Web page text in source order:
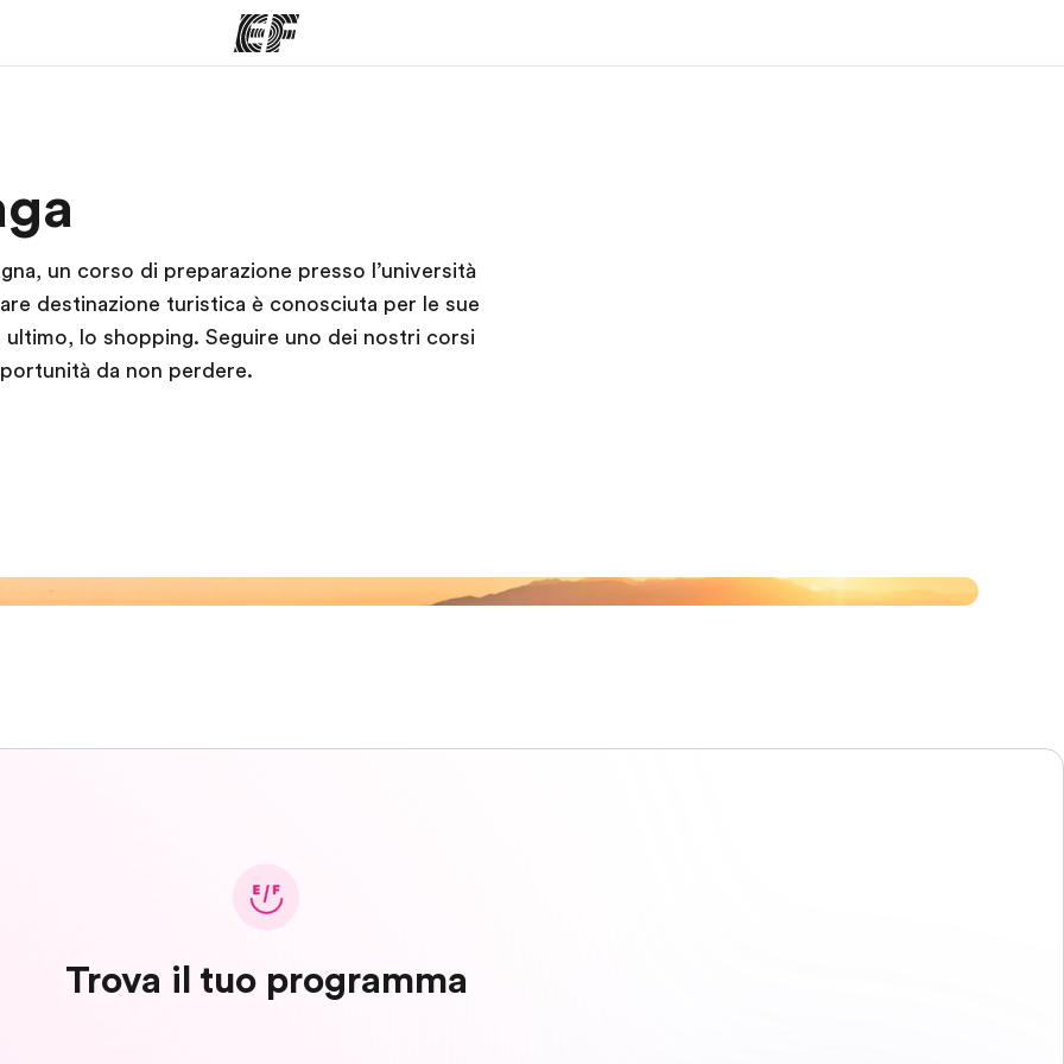
offerta
un corso di preparazione presso l’università
destinazione turistica è conosciuta per le sue
ultimo, lo shopping. Seguire uno dei nostri corsi
da non perdere.
Trova il tuo programma